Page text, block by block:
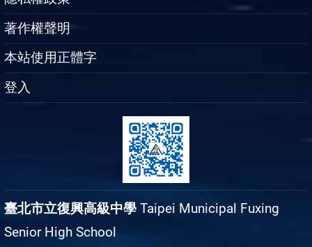
著作權聲明
本站使用正體字
登入
臺北市立復興高級中學 Taipei Municipal Fuxing
Senior High School